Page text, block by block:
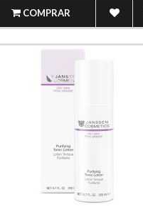
COMPRAR